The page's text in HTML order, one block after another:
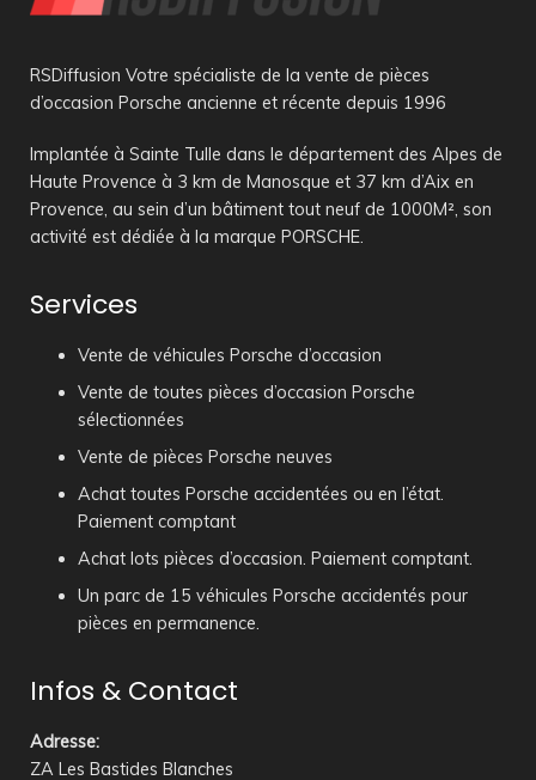
RSDiffusion Votre spécialiste de la vente de pièces
d’occasion Porsche ancienne et récente depuis 1996
Implantée à Sainte Tulle dans le département des Alpes de
Haute Provence à 3 km de Manosque et 37 km d’Aix en
Provence, au sein d’un bâtiment tout neuf de 1000M², son
activité est dédiée à la marque PORSCHE.
Services
Vente de véhicules Porsche d’occasion
Vente de toutes pièces d’occasion Porsche
sélectionnées
Vente de pièces Porsche neuves
Achat toutes Porsche accidentées ou en l’état.
Paiement comptant
Achat lots pièces d’occasion. Paiement comptant.
Un parc de 15 véhicules Porsche accidentés pour
pièces en permanence.
Infos & Contact
Adresse:
ZA Les Bastides Blanches